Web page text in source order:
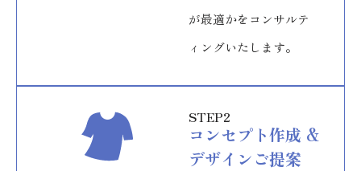
が最適かをコンサルテ
ィングいたします。
STEP2
コンセプト作成 &
デザインご提案